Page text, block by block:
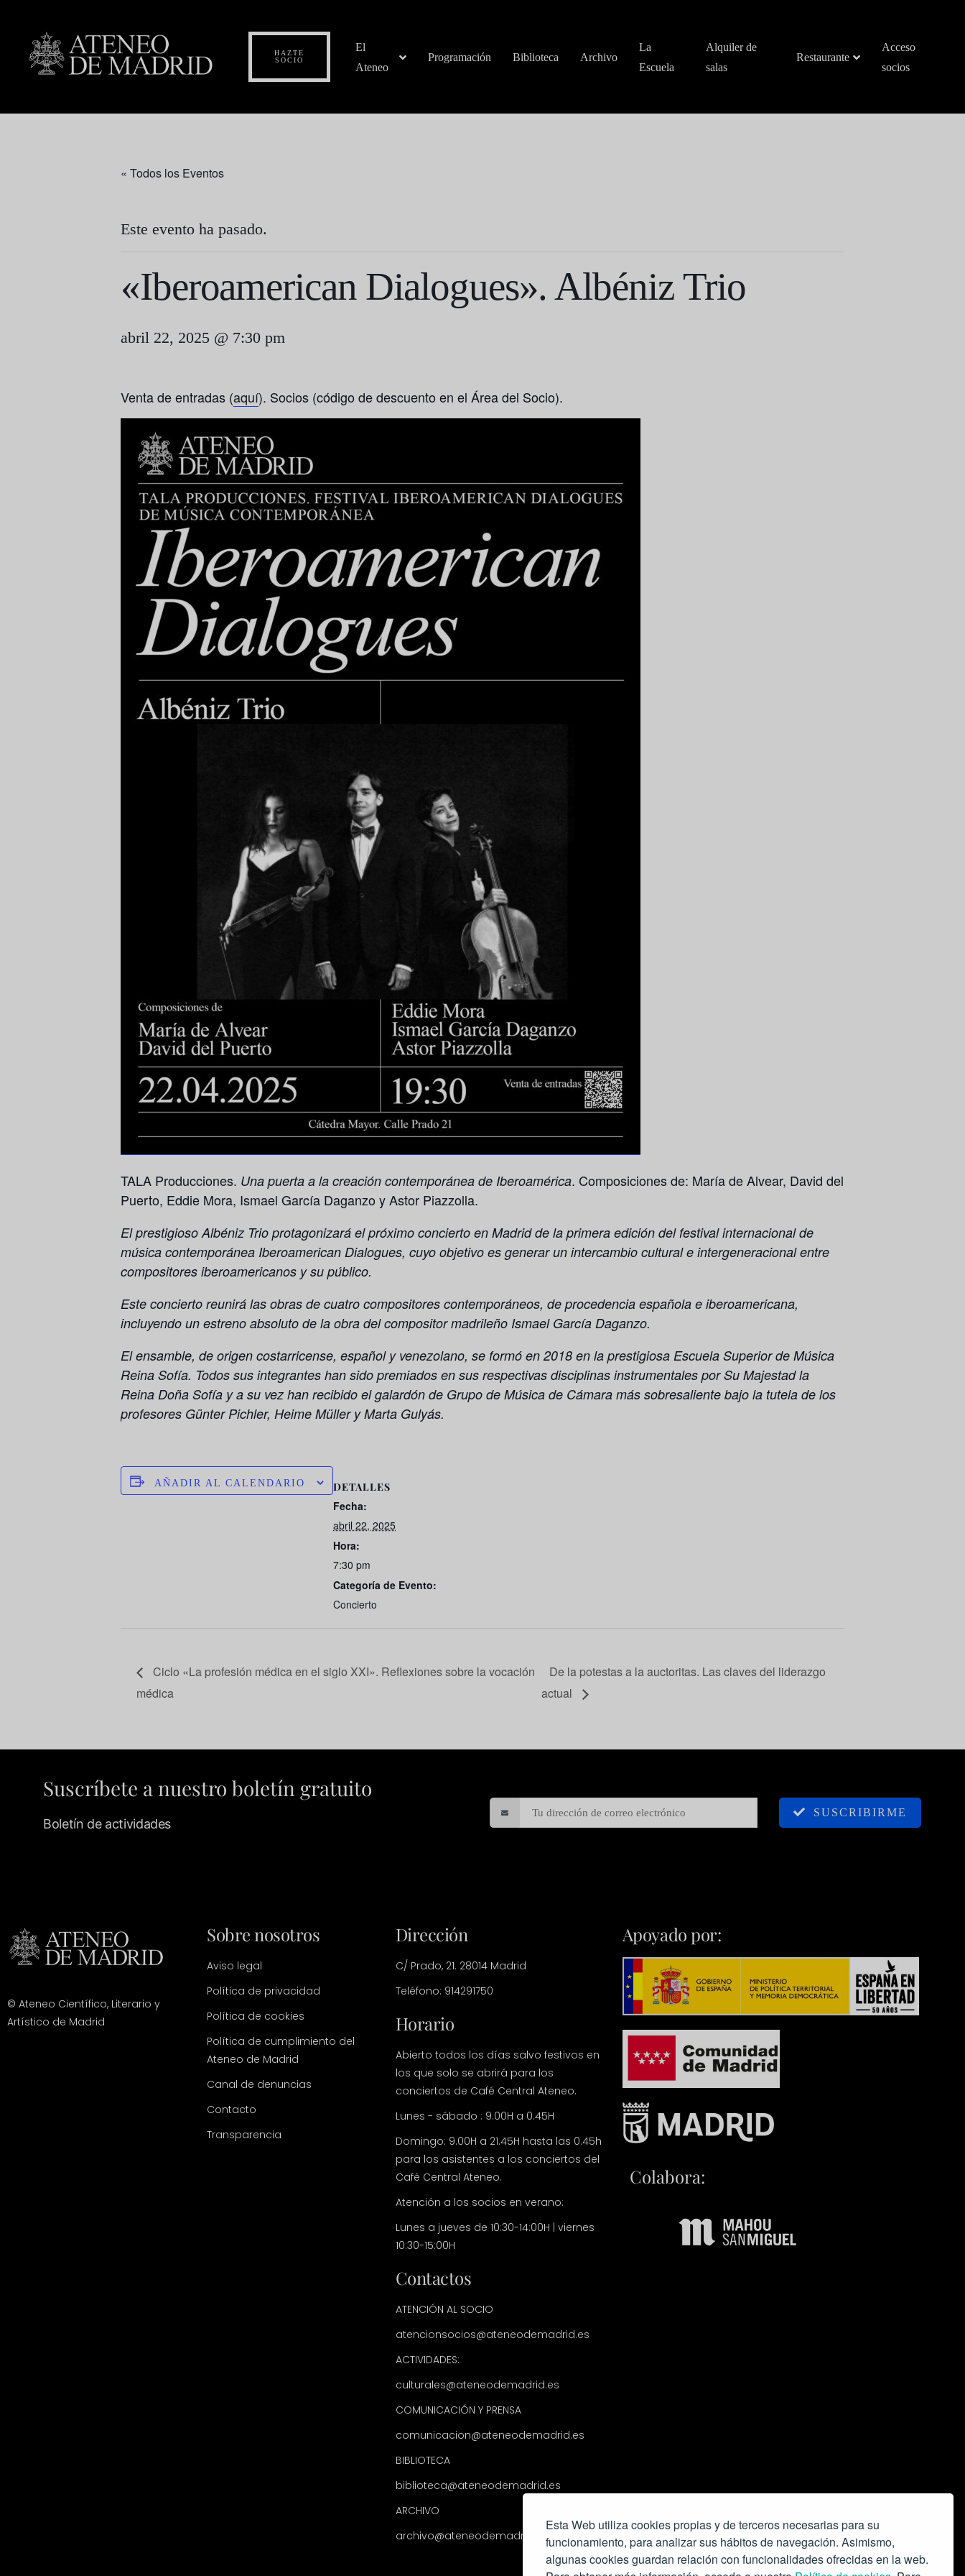
Esta Web utiliza cookies propias y de terceros necesarias para su
funcionamiento, para analizar sus hábitos de navegación. Asimismo,
algunas cookies guardan relación con funcionalidades ofrecidas en la web.
HAZTE
SOCIO
El
Ateneo
Programación Biblioteca Archivo
La
Escuela
Alquiler de
salas
Restaurante
Acceso
socios
« Todos los Eventos
Este evento ha pasado.
«Iberoamerican Dialogues». Albéniz Trio
abril 22, 2025 @ 7:30 pm
Venta de entradas (aquí). Socios (código de descuento en el Área del Socio).
TALA Producciones. Una puerta a la creación contemporánea de Iberoamérica. Composiciones de: María de Alvear, David del
Puerto, Eddie Mora, Ismael García Daganzo y Astor Piazzolla.
El prestigioso Albéniz Trio protagonizará el próximo concierto en Madrid de la primera edición del festival internacional de
música contemporánea Iberoamerican Dialogues, cuyo objetivo es generar un intercambio cultural e intergeneracional entre
compositores iberoamericanos y su público.
Este concierto reunirá las obras de cuatro compositores contemporáneos, de procedencia española e iberoamericana,
incluyendo un estreno absoluto de la obra del compositor madrileño Ismael García Daganzo.
El ensamble, de origen costarricense, español y venezolano, se formó en 2018 en la prestigiosa Escuela Superior de Música
Reina Sofía. Todos sus integrantes han sido premiados en sus respectivas disciplinas instrumentales por Su Majestad la
Reina Doña Sofía y a su vez han recibido el galardón de Grupo de Música de Cámara más sobresaliente bajo la tutela de los
profesores Günter Pichler, Heime Müller y Marta Gulyás.
AÑADIR AL CALENDARIO DETALLES
Fecha:
abril 22, 2025
Hora:
7:30 pm
Categoría de Evento:
Concierto
Ciclo «La profesión médica en el siglo XXI». Reflexiones sobre la vocación
médica
De la potestas a la auctoritas. Las claves del liderazgo
actual
Suscríbete a nuestro boletín gratuito
Boletín de actividades
SUSCRIBIRME
© Ateneo Científico, Literario y
Artístico de Madrid
Sobre nosotros
Aviso legal
Política de privacidad
Política de cookies
Política de cumplimiento del
Ateneo de Madrid
Canal de denuncias
Contacto
Transparencia
Dirección
C/ Prado, 21. 28014 Madrid
Teléfono: 914291750
Horario
Abierto todos los días salvo festivos en
los que solo se abrirá para los
conciertos de Café Central Ateneo.
Lunes - sábado : 9.00H a 0.45H
Domingo: 9.00H a 21.45H hasta las 0.45h
para los asistentes a los conciertos del
Café Central Ateneo.
Atención a los socios en verano:
Lunes a jueves de 10:30-14:00H | viernes
10:30-15:00H
Contactos
ATENCIÓN AL SOCIO
atencionsocios@ateneodemadrid.es
ACTIVIDADES:
culturales@ateneodemadrid.es
COMUNICACIÓN Y PRENSA
comunicacion@ateneodemadrid.es
BIBLIOTECA
biblioteca@ateneodemadrid.es
ARCHIVO
archivo@ateneodemadrid.es
Apoyado por:
Colabora: